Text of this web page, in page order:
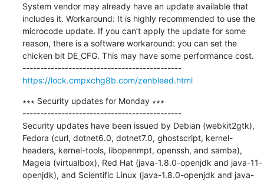
System vendor may already have an update available that
includes it. Workaround: It is highly recommended to use the
microcode update. If you can’t apply the update for some
reason, there is a software workaround: you can set the
chicken bit DE_CFG. This may have some performance cost.
---------------------------------------------
https://lock.cmpxchg8b.com/zenbleed.html
∗∗∗ Security updates for Monday ∗∗∗
---------------------------------------------
Security updates have been issued by Debian (webkit2gtk),
Fedora (curl, dotnet6.0, dotnet7.0, ghostscript, kernel-
headers, kernel-tools, libopenmpt, openssh, and samba),
Mageia (virtualbox), Red Hat (java-1.8.0-openjdk and java-11-
openjdk), and Scientific Linux (java-1.8.0-openjdk and java-